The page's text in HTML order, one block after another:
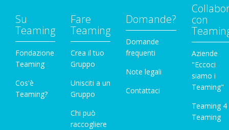
Su
Teaming
Fondazione
Teaming
Cos'è
Teaming?
Fare
Teaming
Crea il tuo
Gruppo
Unisciti a un
Gruppo
Chi può
raccogliere
Domande?
Domande
frequenti
Note legali
Contattaci
con
Aziende
"Eccoci
siamo i
Teaming"
Teaming 4
Teaming